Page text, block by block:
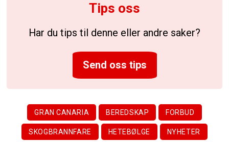
Tips oss
Har du tips til denne eller andre saker?
Send oss tips
GRAN CANARIA BEREDSKAP FORBUD
SKOGBRANNFARE HETEBØLGE NYHETER